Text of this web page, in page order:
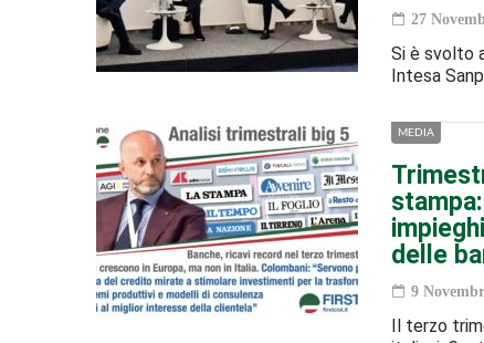
27
Si è svolto
Intesa
MEDIA
delle
9
Il terzo